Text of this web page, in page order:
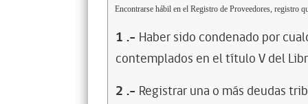
Encontrarse hábil en el Registro de Proveedores, registro
1 .- Haber sido condenado por
contemplados en el título V del
2 .- Registrar una o más deudas